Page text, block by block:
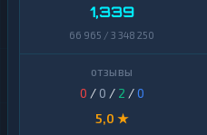
1,339
66 965 / 3 348 250
0 / 0 / 2 /0
5,0 ★